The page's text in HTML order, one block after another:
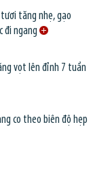
tăng nhẹ, gạo
ngang
vọt lên đỉnh 7 tuần
co theo biên độ hẹp